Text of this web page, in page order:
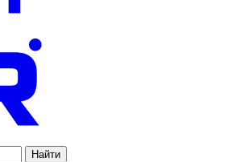
Найти